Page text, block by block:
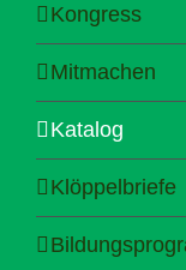
Kongress
Mitmachen
Katalog
Klöppelbriefe